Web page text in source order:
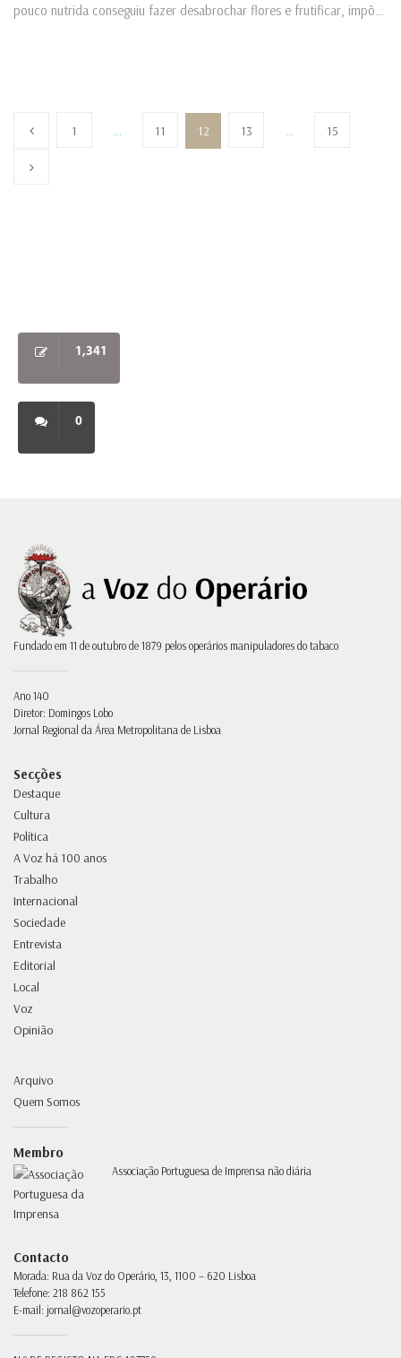
pouco nutrida conseguiu fazer desabrochar flores e frutificar, impõe-
1 … 11 12 13 … 15
1,341
0
Fundado em 11 de outubro de 1879 pelos operários manipuladores do tabaco
Ano 140
Diretor: Domingos Lobo
Jornal Regional da Área Metropolitana de Lisboa
Secções
Destaque
Cultura
Política
A Voz há 100 anos
Trabalho
Internacional
Sociedade
Entrevista
Editorial
Local
Voz
Opinião
Arquivo
Quem Somos
Membro
Associação Portuguesa de Imprensa não diária
Contacto
Morada: Rua da Voz do Operário, 13, 1100 – 620 Lisboa
Telefone: 218 862 155
E-mail: jornal@vozoperario.pt